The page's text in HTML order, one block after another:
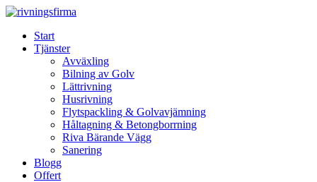
Skip
contentStart
Tjänster
Avväxling
Bilning av Golv
Lättrivning
Husrivning
Flytspackling & Golvavjämning
Håltagning & Betongborrning
Riva Bärande Vägg
Sanering
Blogg
Offert